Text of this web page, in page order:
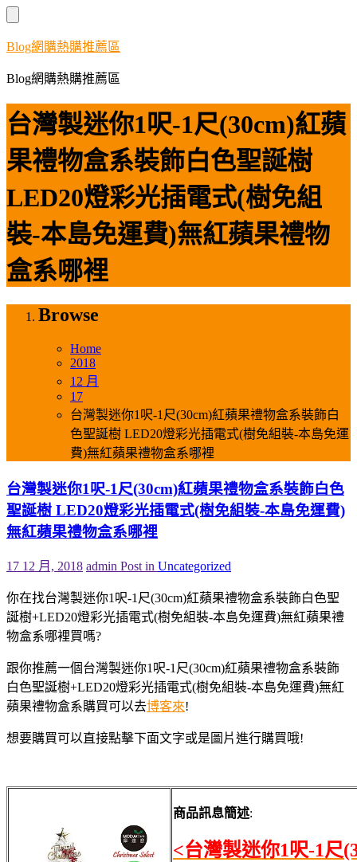
Skip
to
content
Blog網購熱購推薦區
Blog網購熱購推薦區
台灣製迷你1呎-1尺(30cm)紅蘋
果禮物盒系裝飾白色聖誕樹
LED20燈彩光插電式(樹免組
裝-本島免運費)無紅蘋果禮物
盒系哪裡
Browse
Home
2018
12 月
17
台灣製迷你1呎-1尺(30cm)紅蘋果禮物盒系裝飾白
色聖誕樹 LED20燈彩光插電式(樹免組裝-本島免運
費)無紅蘋果禮物盒系哪裡
台灣製迷你1呎-1尺(30cm)紅蘋果禮物盒系裝飾白色
聖誕樹 LED20燈彩光插電式(樹免組裝-本島免運費)
無紅蘋果禮物盒系哪裡
17 12 月, 2018 admin Post in Uncategorized
你在找台灣製迷你1呎-1尺(30cm)紅蘋果禮物盒系裝飾白色聖
誕樹+LED20燈彩光插電式(樹免組裝-本島免運費)無紅蘋果禮
物盒系哪裡買嗎?
跟你推薦一個台灣製迷你1呎-1尺(30cm)紅蘋果禮物盒系裝飾
白色聖誕樹+LED20燈彩光插電式(樹免組裝-本島免運費)無紅
蘋果禮物盒系購買可以去博客來!
想要購買可以直接點擊下面文字或是圖片進行購買哦!
商品訊息簡述:
<台灣製迷你1呎-1尺